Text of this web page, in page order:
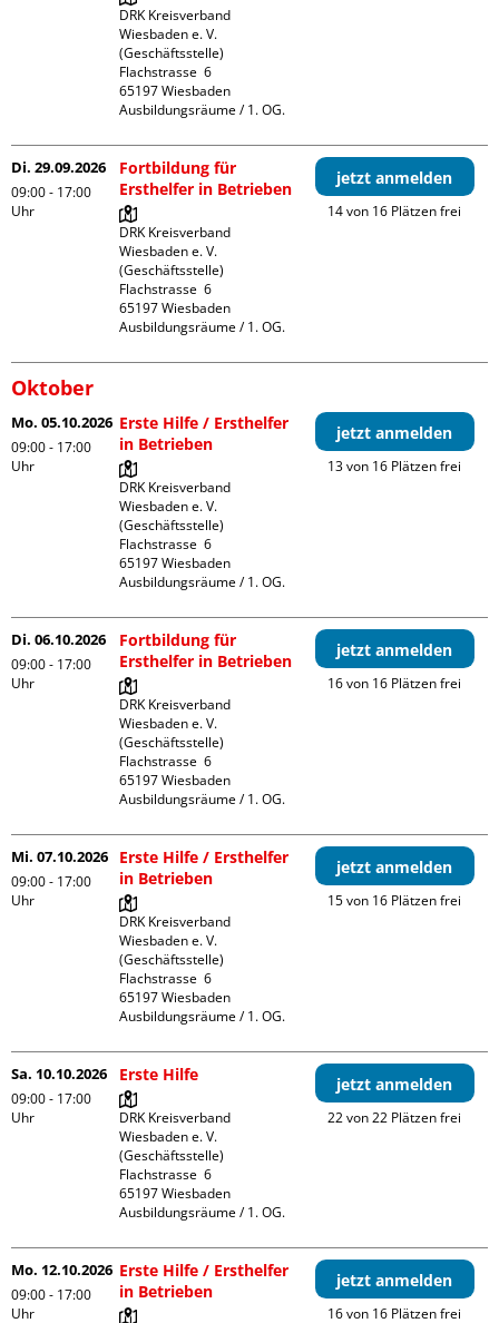
DRK Kreisverband
Wiesbaden e. V.
(Geschäftsstelle)
Flachstrasse  6
65197 Wiesbaden
Ausbildungsräume / 1. OG.
Di. 29.09.2026
09:00 - 17:00
Uhr
Fortbildung für
Ersthelfer in Betrieben
DRK Kreisverband
Wiesbaden e. V.
(Geschäftsstelle)
Flachstrasse  6
65197 Wiesbaden
Ausbildungsräume / 1. OG.
jetzt anmelden
14 von 16 Plätzen frei
Oktober
Mo. 05.10.2026
09:00 - 17:00
Uhr
Erste Hilfe / Ersthelfer
in Betrieben
DRK Kreisverband
Wiesbaden e. V.
(Geschäftsstelle)
Flachstrasse  6
65197 Wiesbaden
Ausbildungsräume / 1. OG.
jetzt anmelden
13 von 16 Plätzen frei
Di. 06.10.2026
09:00 - 17:00
Uhr
Fortbildung für
Ersthelfer in Betrieben
DRK Kreisverband
Wiesbaden e. V.
(Geschäftsstelle)
Flachstrasse  6
65197 Wiesbaden
Ausbildungsräume / 1. OG.
jetzt anmelden
16 von 16 Plätzen frei
Mi. 07.10.2026
09:00 - 17:00
Uhr
Erste Hilfe / Ersthelfer
in Betrieben
DRK Kreisverband
Wiesbaden e. V.
(Geschäftsstelle)
Flachstrasse  6
65197 Wiesbaden
Ausbildungsräume / 1. OG.
jetzt anmelden
15 von 16 Plätzen frei
Sa. 10.10.2026
09:00 - 17:00
Uhr
Erste Hilfe
DRK Kreisverband
Wiesbaden e. V.
(Geschäftsstelle)
Flachstrasse  6
65197 Wiesbaden
Ausbildungsräume / 1. OG.
jetzt anmelden
22 von 22 Plätzen frei
Mo. 12.10.2026
09:00 - 17:00
Uhr
Erste Hilfe / Ersthelfer
in Betrieben
jetzt anmelden
16 von 16 Plätzen frei